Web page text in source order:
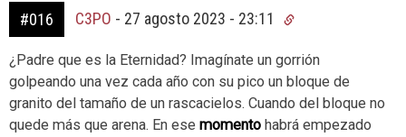
#016 C3PO - 27 agosto 2023 - 23:11
¿Padre que es la Eternidad? Imagínate un gorrión
golpeando una vez cada año con su pico un bloque de
granito del tamaño de un rascacielos. Cuando del bloque no
quede más que arena. En ese momento habrá empezado